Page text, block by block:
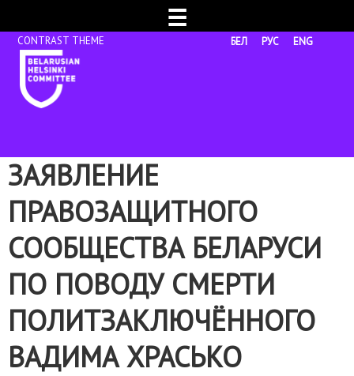
☰
БЕЛ РУС ENG
ЗАЯВЛЕНИЕ
ПРАВОЗАЩИТНОГО
СООБЩЕСТВА БЕЛАРУСИ
ПО ПОВОДУ СМЕРТИ
ПОЛИТЗАКЛЮЧЁННОГО
ВАДИМА ХРАСЬКО